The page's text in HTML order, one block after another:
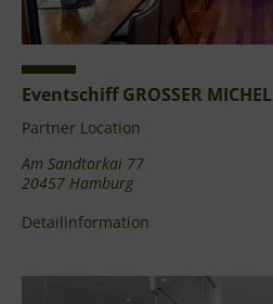
Eventschiff GROSSER MICHEL
Partner Location
Am Sandtorkai 77
20457 Hamburg
Detailinformation